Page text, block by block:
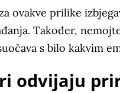
ovakve prilike
Također,
s bilo kakvim
odvijaju